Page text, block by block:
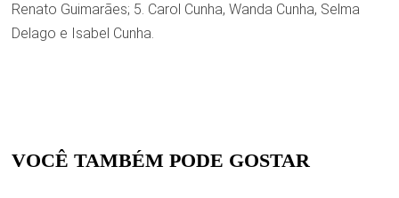
Renato Guimarães; 5. Carol Cunha, Wanda Cunha, Selma
Delago e Isabel Cunha.
VOCÊ TAMBÉM PODE GOSTAR